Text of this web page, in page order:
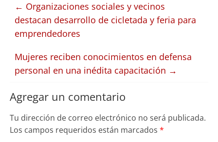
← Organizaciones sociales y vecinos
destacan desarrollo de cicletada y feria para
emprendedores
Mujeres reciben conocimientos en defensa
personal en una inédita capacitación →
Agregar un comentario
Tu dirección de correo electrónico no será publicada.
Los campos requeridos están marcados *